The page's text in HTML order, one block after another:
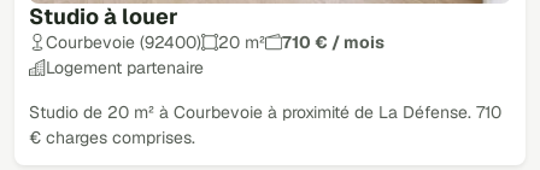
Studio à louer
Courbevoie (92400) 20 m²
710 € / mois
Logement partenaire
Studio de 20 m² à Courbevoie à proximité de La Défense. 710
€ charges comprises.